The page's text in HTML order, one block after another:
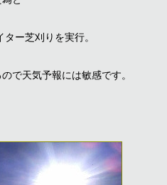
ー芝刈りを実行。
で天気予報には敏感です。